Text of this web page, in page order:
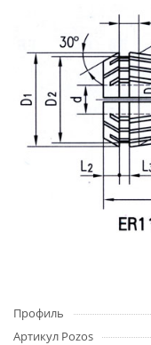
Профиль
Артикул Pozos